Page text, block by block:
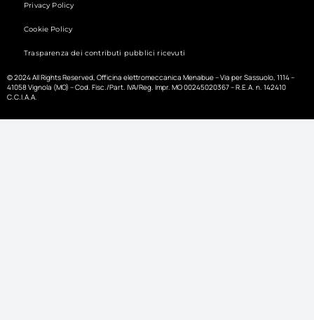
Privacy Policy
Cookie Policy
Trasparenza dei contributi pubblici ricevuti
© 2024 All Rights Reserved, Officina elettromeccanica Menabue – Via per Sassuolo, 1114 –
41058 Vignola (MO) – Cod. Fisc./Part. IVA/Reg. Impr. MO 00245020367 – R.E.A. n. 142410
C.C.I.A.A.